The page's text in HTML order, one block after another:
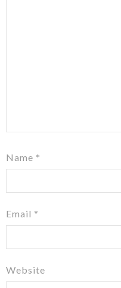
Name *
Email *
Website